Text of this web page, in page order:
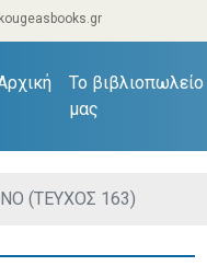
(current)
Το βιβλιοπωλείο
μας
(ΤΕΥΧΟΣ 163)